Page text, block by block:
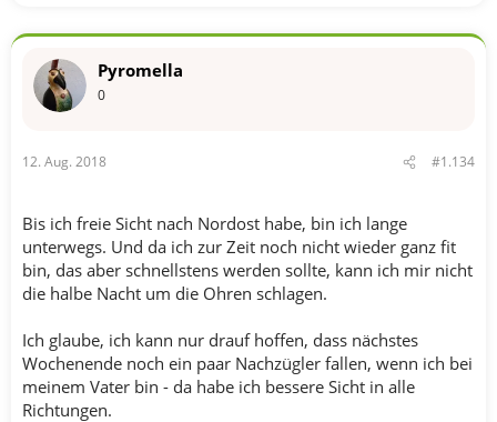
Pyromella
0
12. Aug. 2018 #1.134
Bis ich freie Sicht nach Nordost habe, bin ich lange
unterwegs. Und da ich zur Zeit noch nicht wieder ganz fit
bin, das aber schnellstens werden sollte, kann ich mir nicht
die halbe Nacht um die Ohren schlagen.
Ich glaube, ich kann nur drauf hoffen, dass nächstes
Wochenende noch ein paar Nachzügler fallen, wenn ich bei
meinem Vater bin - da habe ich bessere Sicht in alle
Richtungen.